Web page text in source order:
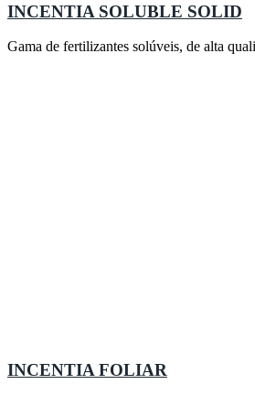
INCENTIA SOLUBLE SOLID
Gama de fertilizantes solúveis, de alta
INCENTIA FOLIAR